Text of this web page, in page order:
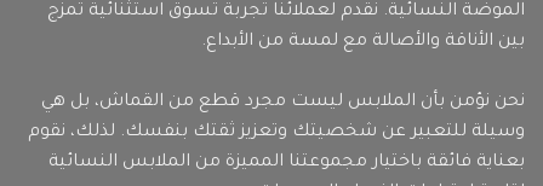
الموضة النسائية. نقدم لعملائنا تجربة تسوق استثنائية تمزج
بين الأناقة والأصالة مع لمسة من الأبداع.
نحن نؤمن بأن الملابس ليست مجرد قطع من القماش، بل هي
وسيلة للتعبير عن شخصيتك وتعزيز ثقتك بنفسك. لذلك، نقوم
بعناية فائقة باختيار مجموعتنا المميزة من الملابس النسائية